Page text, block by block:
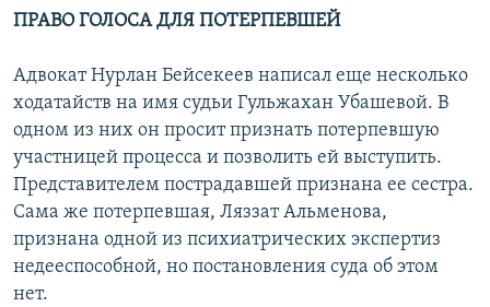
ПРАВО ГОЛОСА ДЛЯ ПОТЕРПЕВШЕЙ
Адвокат Нурлан Бейсекеев написал еще несколько
ходатайств на имя судьи Гульжахан Убашевой. В
одном из них он просит признать потерпевшую
участницей процесса и позволить ей выступить.
Представителем пострадавшей признана ее сестра.
Сама же потерпевшая, Ляззат Альменова,
признана одной из психиатрических экспертиз
недееспособной, но постановления суда об этом
нет.